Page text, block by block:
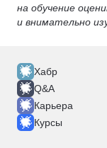
на обучение
и внимательно
Хабр
Q&A
Карьера
Курсы